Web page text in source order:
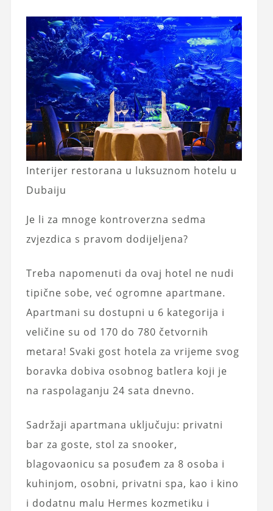
Interijer restorana u luksuznom hotelu u
Dubaiju
Je li za mnoge kontroverzna sedma
zvjezdica s pravom dodijeljena?
Treba napomenuti da ovaj hotel ne nudi
tipične sobe, već ogromne apartmane.
Apartmani su dostupni u 6 kategorija i
veličine su od 170 do 780 četvornih
metara! Svaki gost hotela za vrijeme svog
boravka dobiva osobnog batlera koji je
na raspolaganju 24 sata dnevno.
Sadržaji apartmana uključuju: privatni
bar za goste, stol za snooker,
blagovaonicu sa posuđem za 8 osoba i
kuhinjom, osobni, privatni spa, kao i kino
i dodatnu malu Hermes kozmetiku i